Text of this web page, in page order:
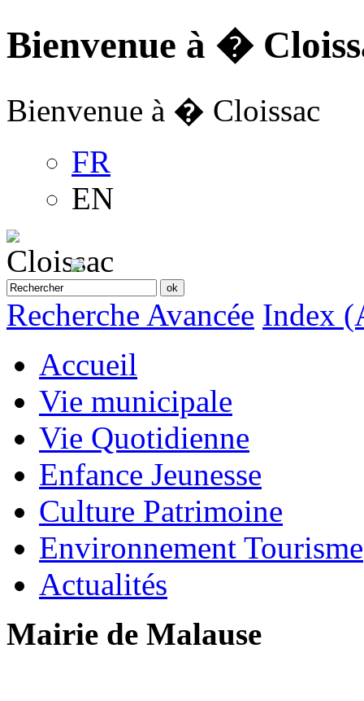
Bienvenue à �
Bienvenue à � Cloissac
FR
EN
Recherche Avancée Index
Accueil
Vie municipale
Vie Quotidienne
Enfance Jeunesse
Culture Patrimoine
Environnement Tourisme
Actualités
Mairie de Malause